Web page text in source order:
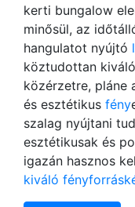
kerti bungalow
minősül, az
hangulatot nyújtó
köztudottan
közérzetre, pláne
és esztétikus fény
szalag nyújtani
esztétikusak és
igazán hasznos
kiváló